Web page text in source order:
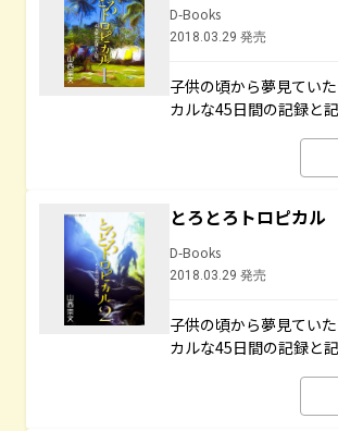
D-Books
2018.03.29 発売
子供の頃から夢見てい
カルな45日間の記録と記
とろとろトロピカ
D-Books
2018.03.29 発売
子供の頃から夢見てい
カルな45日間の記録と記